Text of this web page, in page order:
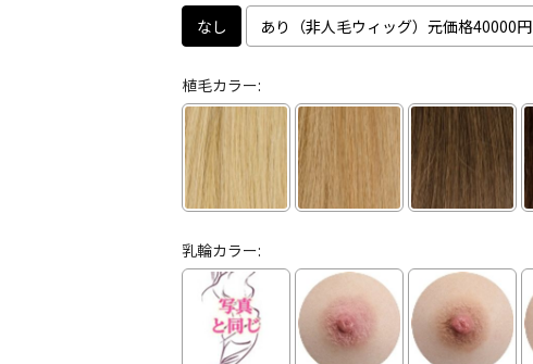
なし
あり（非人毛ウィッグ）元価格40000円
植毛カラー:
乳輪カラー: